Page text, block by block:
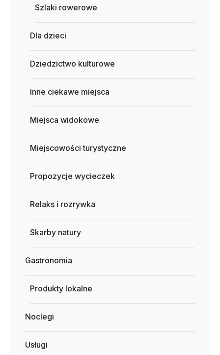
Szlaki rowerowe
Dla dzieci
Dziedzictwo kulturowe
Inne ciekawe miejsca
Miejsca widokowe
Miejscowości turystyczne
Propozycje wycieczek
Relaks i rozrywka
Skarby natury
Gastronomia
Produkty lokalne
Noclegi
Usługi